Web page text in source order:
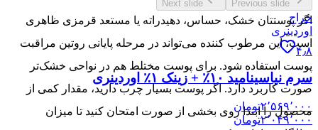
اگر پوستتان خشک، حساس، دهیدراته یا مستعد قرمزی ظاهری
است، این مرطوب کننده می‌تواند در مرحله پایانی روتین مراقبت
پوست استفاده شود. برای پوست مختلط هم در نواحی خشک‌تر
صورت کاربرد دارد. اگر پوست بسیار چرب دارید، مقدار کمی از
محصول را ابتدا روی بخشی از صورت امتحان کنید تا میزان
Previous slide
Next slide
حراج
اوردینری
۴٫۸
سرم نیاسینامید ۱۰٪ + زینک ۱٪ اوردینری
۲٬۵۶۹٬۰۰۰تومان
۲٬۰۴۹٬۰۰۰تومان